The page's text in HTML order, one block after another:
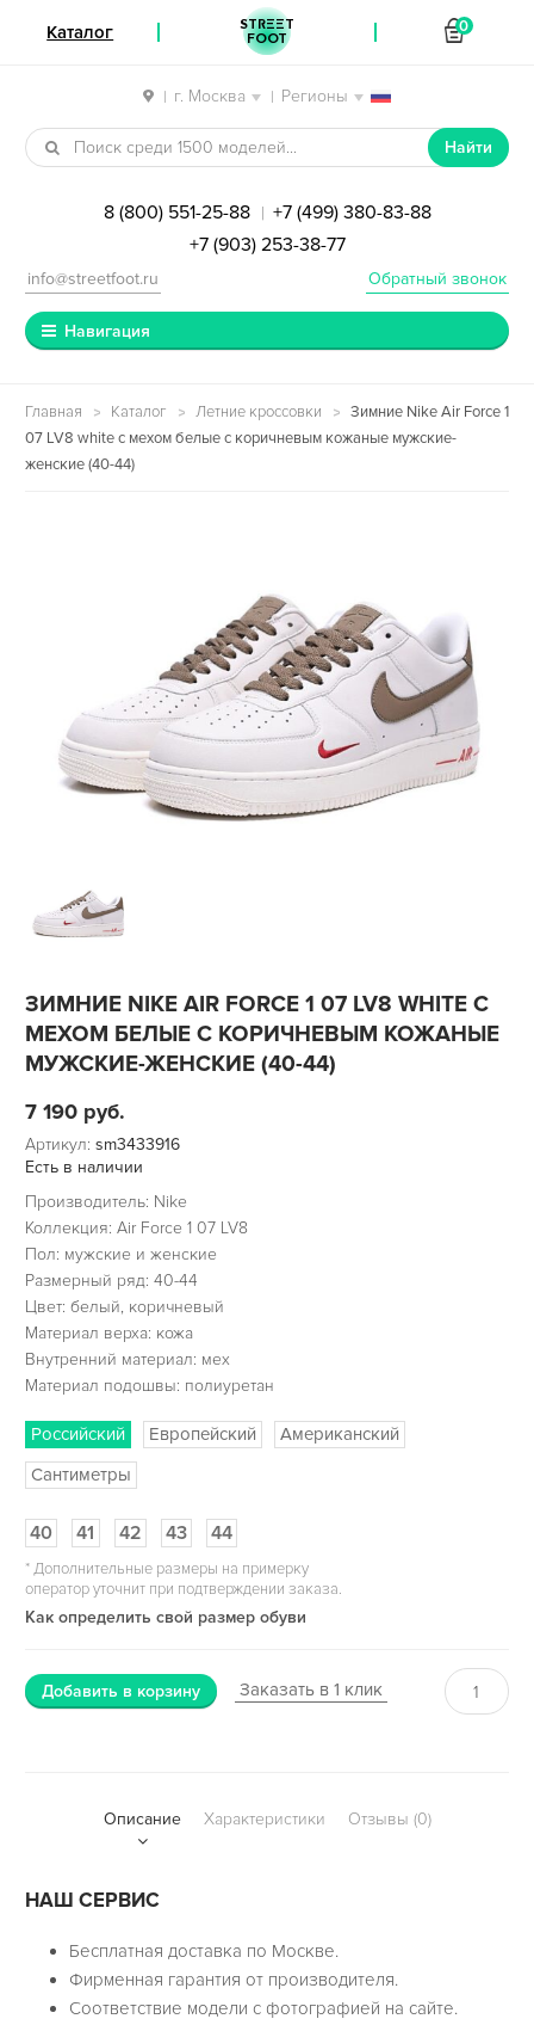
| г. Москва | Регионы
Перейти к навигации
Перейти к содержимому
Найти
8 (800) 551-25-88 | +7 (499) 380-83-88
+7 (903) 253-38-77
Обратный звонок
info@streetfoot.ru
Навигация
Главная Каталог Летние кроссовки
Зимние Nike Air Force 1
07 LV8 white с мехом белые с коричневым кожаные мужские-
женские (40-44)
ЗИМНИЕ NIKE AIR FORCE 1 07 LV8 WHITE С
МЕХОМ БЕЛЫЕ С КОРИЧНЕВЫМ КОЖАНЫЕ
МУЖСКИЕ-ЖЕНСКИЕ (40-44)
7 190 руб.
Артикул: sm3433916
Есть в наличии
Производитель: Nike
Коллекция: Air Force 1 07 LV8
Пол: мужские и женские
Размерный ряд: 40-44
Цвет: белый, коричневый
Материал верха: кожа
Внутренний материал: мех
Материал подошвы: полиуретан
Российский Европейский
Американский
Сантиметры
40 41 42 43 44
*Дополнительные размеры на примерку
оператор уточнит при подтверждении заказа.
Как определить свой размер обуви
Добавить в корзину Заказать в 1 клик
Описание Характеристики Отзывы (0)
НАШ СЕРВИС
Бесплатная доставка по Москве.
Фирменная гарантия от производителя.
Соответствие модели с фотографией на сайте.
Каталог STREET
FOOT
0